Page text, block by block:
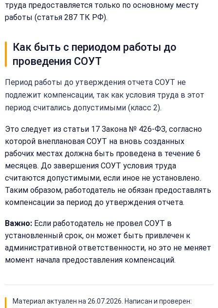
труда предоставляется только по основному месту
работы (статья 287 ТК РФ).
Как быть с периодом работы до
проведения СОУТ
Период работы до утверждения отчета СОУТ не
подлежит компенсации, так как условия труда в этот
период считались допустимыми (класс 2).
Это следует из статьи 17 Закона № 426-ФЗ, согласно
которой внеплановая СОУТ на вновь созданных
рабочих местах должна быть проведена в течение 6
месяцев. До завершения СОУТ условия труда
считаются допустимыми, если иное не установлено.
Таким образом, работодатель не обязан предоставлять
компенсации за период до утверждения отчета.
Важно: Если работодатель не провел СОУТ в
установленный срок, он может быть привлечен к
административной ответственности, но это не меняет
момент начала предоставления компенсаций.
Материал актуален на 26.07.2026 . Написан и проверен:
Или
позвоните
нам:
+7
(499)
995-
22-
40